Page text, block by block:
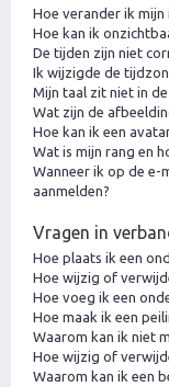
Hoe verander ik mijn
Hoe kan ik
De tijden zijn niet
Ik wijzigde de
Mijn taal zit niet in
Wat zijn de
Hoe kan ik een
Wat is mijn rang en
Wanneer ik op de e-
aanmelden?
Vragen in
Hoe plaats ik een
Hoe wijzig of
Hoe voeg ik een
Hoe maak ik een
Waarom kan ik niet
Hoe wijzig of
Waarom kan ik een